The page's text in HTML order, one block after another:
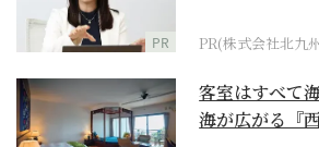
PR PR(株式会社北九
客室はすべて
海が広がる『